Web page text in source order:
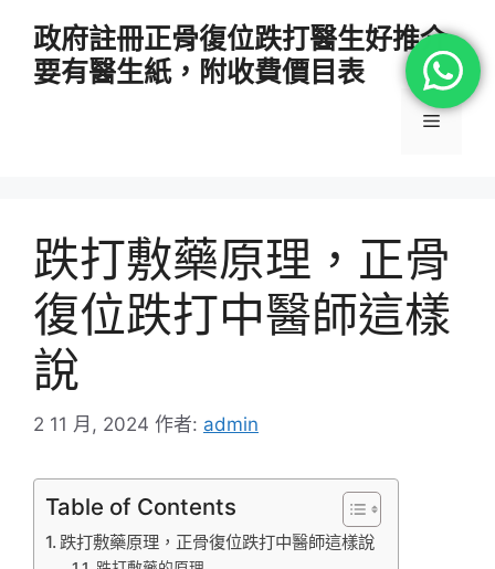
政府註冊正骨復位跌打醫生好推介
要有醫生紙，附收費價目表
選
跌打敷藥原理，正骨
復位跌打中醫師這樣
說
2 11 月, 2024 作者: admin
Table of Contents
跌打敷藥原理，正骨復位跌打中醫師這樣說